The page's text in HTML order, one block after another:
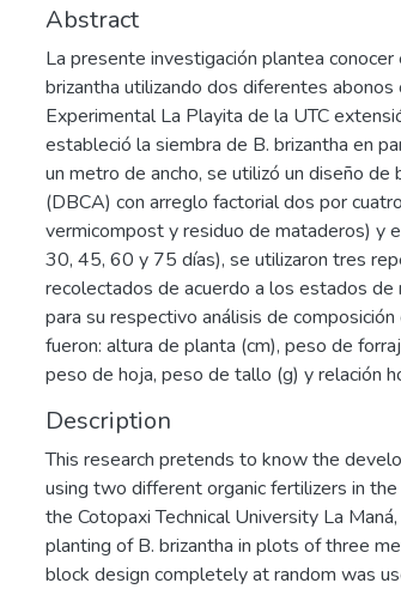
Abstract
La presente investigación plantea
brizantha utilizando dos diferentes abonos
Experimental La Playita de la UTC
estableció la siembra de B. brizantha en
un metro de ancho, se utilizó un diseño
(DBCA) con arreglo factorial dos por
vermicompost y residuo de mataderos) y
30, 45, 60 y 75 días), se utilizaron tres
recolectados de acuerdo a los estados
para su respectivo análisis de
fueron: altura de planta (cm), peso de
peso de hoja, peso de tallo (g) y relación
Description
This research pretends to know the
using two different organic fertilizers in
the Cotopaxi Technical University La
planting of B. brizantha in plots of three
block design completely at random was